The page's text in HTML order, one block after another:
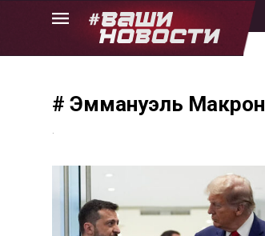
Skip
# Эммануэль Макрон